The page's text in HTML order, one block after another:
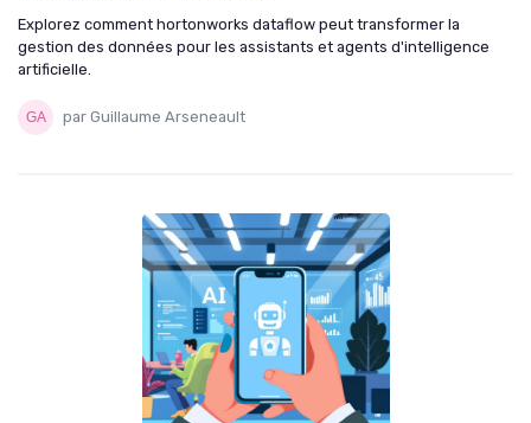
Explorez comment hortonworks dataflow peut transformer la
gestion des données pour les assistants et agents d'intelligence
artificielle.
par Guillaume Arseneault